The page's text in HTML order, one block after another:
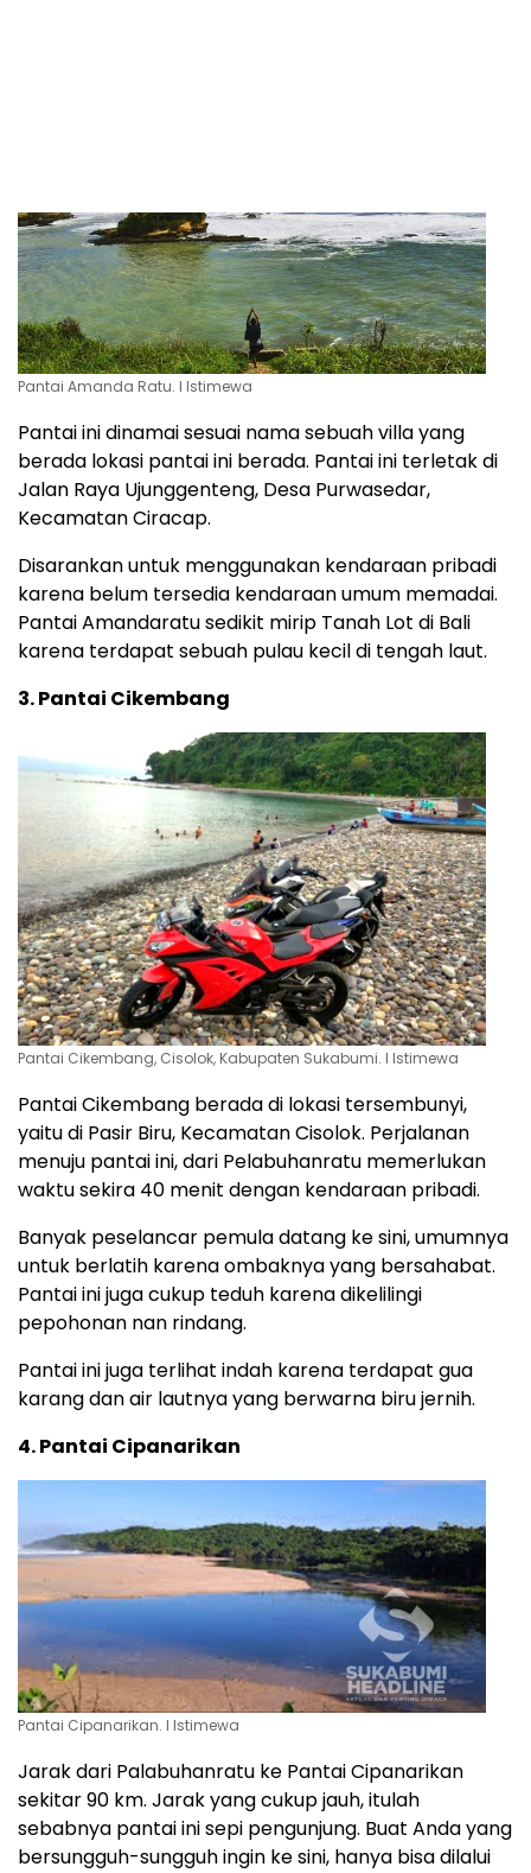
Pantai Amanda Ratu. l Istimewa
Pantai ini dinamai sesuai nama sebuah villa yang
berada lokasi pantai ini berada. Pantai ini terletak di
Jalan Raya Ujunggenteng, Desa Purwasedar,
Kecamatan Ciracap.
Disarankan untuk menggunakan kendaraan pribadi
karena belum tersedia kendaraan umum memadai.
Pantai Amandaratu sedikit mirip Tanah Lot di Bali
karena terdapat sebuah pulau kecil di tengah laut.
3. Pantai Cikembang
Pantai Cikembang, Cisolok, Kabupaten Sukabumi. l Istimewa
Pantai Cikembang berada di lokasi tersembunyi,
yaitu di Pasir Biru, Kecamatan Cisolok. Perjalanan
menuju pantai ini, dari Pelabuhanratu memerlukan
waktu sekira 40 menit dengan kendaraan pribadi.
Banyak peselancar pemula datang ke sini, umumnya
untuk berlatih karena ombaknya yang bersahabat.
Pantai ini juga cukup teduh karena dikelilingi
pepohonan nan rindang.
Pantai ini juga terlihat indah karena terdapat gua
karang dan air lautnya yang berwarna biru jernih.
4. Pantai Cipanarikan
Pantai Cipanarikan. l Istimewa
Jarak dari Palabuhanratu ke Pantai Cipanarikan
sekitar 90 km. Jarak yang cukup jauh, itulah
sebabnya pantai ini sepi pengunjung. Buat Anda yang
bersungguh-sungguh ingin ke sini, hanya bisa dilalui